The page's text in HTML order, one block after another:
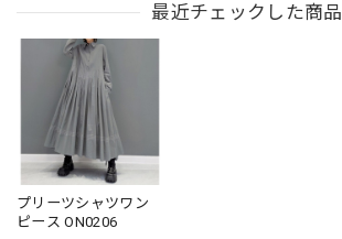
最近チェックした商品
プリーツシャツワン
ピース ON0206